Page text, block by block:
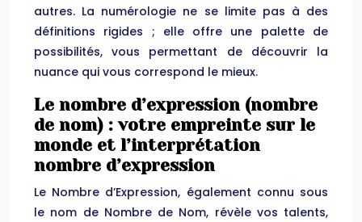
autres. La numérologie ne se limite pas à des
définitions rigides ; elle offre une palette de
possibilités, vous permettant de découvrir la
nuance qui vous correspond le mieux.
Le nombre d’expression (nombre
de nom) : votre empreinte sur le
monde et l’interprétation
nombre d’expression
Le Nombre d’Expression, également connu sous
le nom de Nombre de Nom, révèle vos talents,